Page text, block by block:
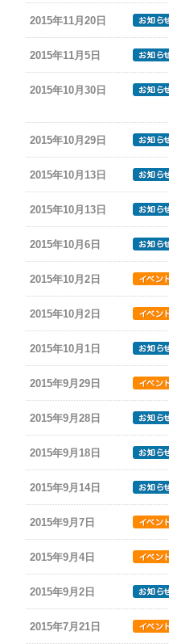
2015年11月20日
2015年11月5日
2015年10月30日
2015年10月29日
2015年10月13日
2015年10月13日
2015年10月6日
2015年10月2日
2015年10月2日
2015年10月1日
2015年9月29日
2015年9月28日
2015年9月18日
2015年9月14日
2015年9月7日
2015年9月4日
2015年9月2日
2015年7月21日